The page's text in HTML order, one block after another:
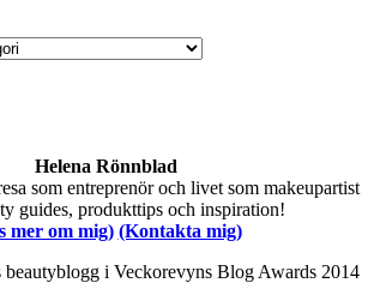
Helena Rönnblad
som entreprenör och livet som makeupartist
guides, produkttips och inspiration!
mer om mig) (Kontakta mig)
i Veckorevyns Blog Awards 2014